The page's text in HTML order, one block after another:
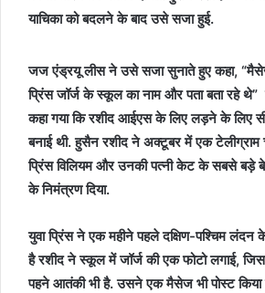
याचिका को बदलने के बाद उसे सजा हुई.
जज एंड्रयू लीस ने उसे सजा सुनाते हुए कहा,
प्रिंस जॉर्ज के स्कूल का नाम और पता बता रहे थे”
कहा गया कि रशीद आईएस के लिए लड़ने के लिए
बनाई थी. हुसैन रशीद ने अक्टूबर में एक टेलीग्राम
प्रिंस विलियम और उनकी पत्नी केट के सबसे बड़े
के निमंत्रण दिया.
युवा प्रिंस ने एक महीने पहले दक्षिण-पश्चिम
है रशीद ने स्कूल में जॉर्ज की एक फोटो लगाई,
पहने आतंकी भी है. उसने एक मैसेज भी पोस्ट किया